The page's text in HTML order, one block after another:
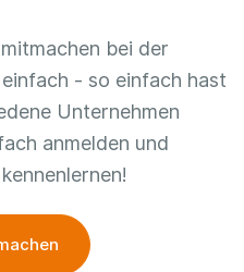
bei der
- so einfach hast
Unternehmen
anmelden und